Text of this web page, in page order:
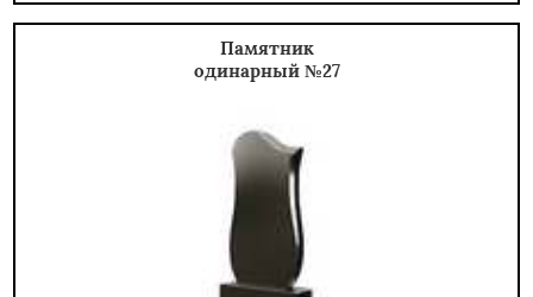
Памятник
одинарный №27